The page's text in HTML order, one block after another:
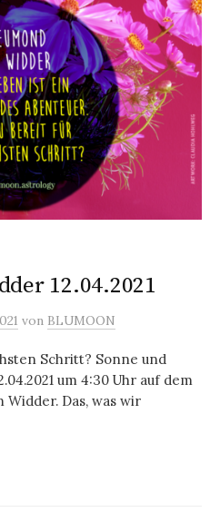
12.04.2021
von BLUMOON
Schritt? Sonne und
um 4:30 Uhr auf dem
Widder. Das, was wir